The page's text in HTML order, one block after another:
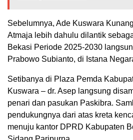
Sebelumnya, Ade Kuswara
Atmaja lebih dahulu dilantik
Bekasi Periode 2025-2030
Prabowo Subianto, di Istana
Setibanya di Plaza Pemda
Kuswara – dr. Asep langsung
penari dan pasukan Paskibra.
pendukungnya dari atas kreta
menuju kantor DPRD Kabupaten